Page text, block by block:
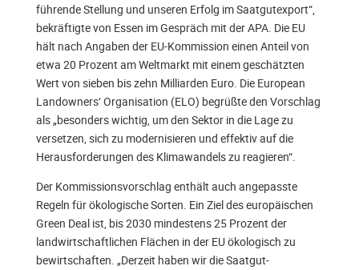
führende Stellung und unseren Erfolg im Saatgutexport“,
bekräftigte von Essen im Gespräch mit der APA. Die EU
hält nach Angaben der EU-Kommission einen Anteil von
etwa 20 Prozent am Weltmarkt mit einem geschätzten
Wert von sieben bis zehn Milliarden Euro. Die European
Landowners‘ Organisation (ELO) begrüßte den Vorschlag
als „besonders wichtig, um den Sektor in die Lage zu
versetzen, sich zu modernisieren und effektiv auf die
Herausforderungen des Klimawandels zu reagieren“.
Der Kommissionsvorschlag enthält auch angepasste
Regeln für ökologische Sorten. Ein Ziel des europäischen
Green Deal ist, bis 2030 mindestens 25 Prozent der
landwirtschaftlichen Flächen in der EU ökologisch zu
bewirtschaften. „Derzeit haben wir die Saatgut-